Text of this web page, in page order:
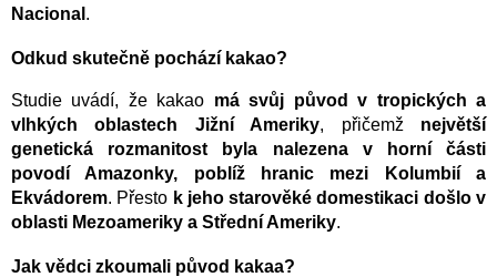
Nacional .
Odkud skutečně pochází kakao?
Studie uvádí, že kakao má svůj původ v tropických a
vlhkých oblastech Jižní Ameriky, přičemž největší
genetická rozmanitost byla nalezena v horní části
povodí Amazonky, poblíž hranic mezi Kolumbií a
Ekvádorem. Přesto k jeho starověké domestikaci došlo v
oblasti Mezoameriky a Střední Ameriky.
Jak vědci zkoumali původ kakaa?